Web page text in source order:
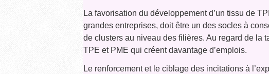
La favorisation du développement d’un tissu de
grandes entreprises, doit être un des socles à
de clusters au niveau des filières. Au regard de la
TPE et PME qui créent davantage d’emplois.
Le renforcement et le ciblage des incitations à